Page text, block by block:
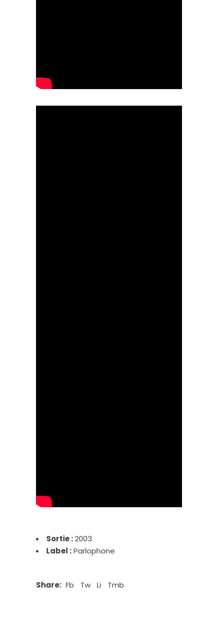
Sortie :2003
Label :Parlophone
Share: Fb Tw Li Tmb